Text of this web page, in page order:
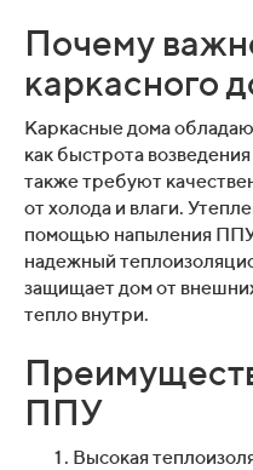
Почему
каркасного
Каркасные дома
как быстрота
также требуют
от холода и влаги.
помощью напыления ППУ
надежный
защищает дом от
тепло внутри.
ППУ
Высокая